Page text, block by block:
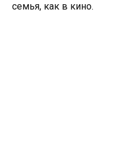
семья, как в кино.